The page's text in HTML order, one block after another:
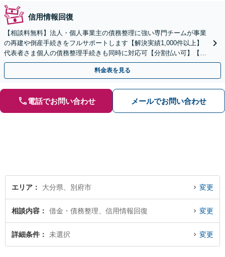
信用情報回復
【相談料無料】法人・個人事業主の債務整理に強い専門チームが事業
の再建や倒産手続きをフルサポートします【解決実績1,000件以上】
代表者さま個人の債務整理手続きも同時に対応可【分割払い可】【後
払い応相談】【夜間・休日相談可】
料金表を見る
電話でお問い合わせ メールでお問い合わせ
エリア 大分県、別府市 変更
相談内容 借金・債務整理、信用情報回復 変更
詳細条件 未選択 変更